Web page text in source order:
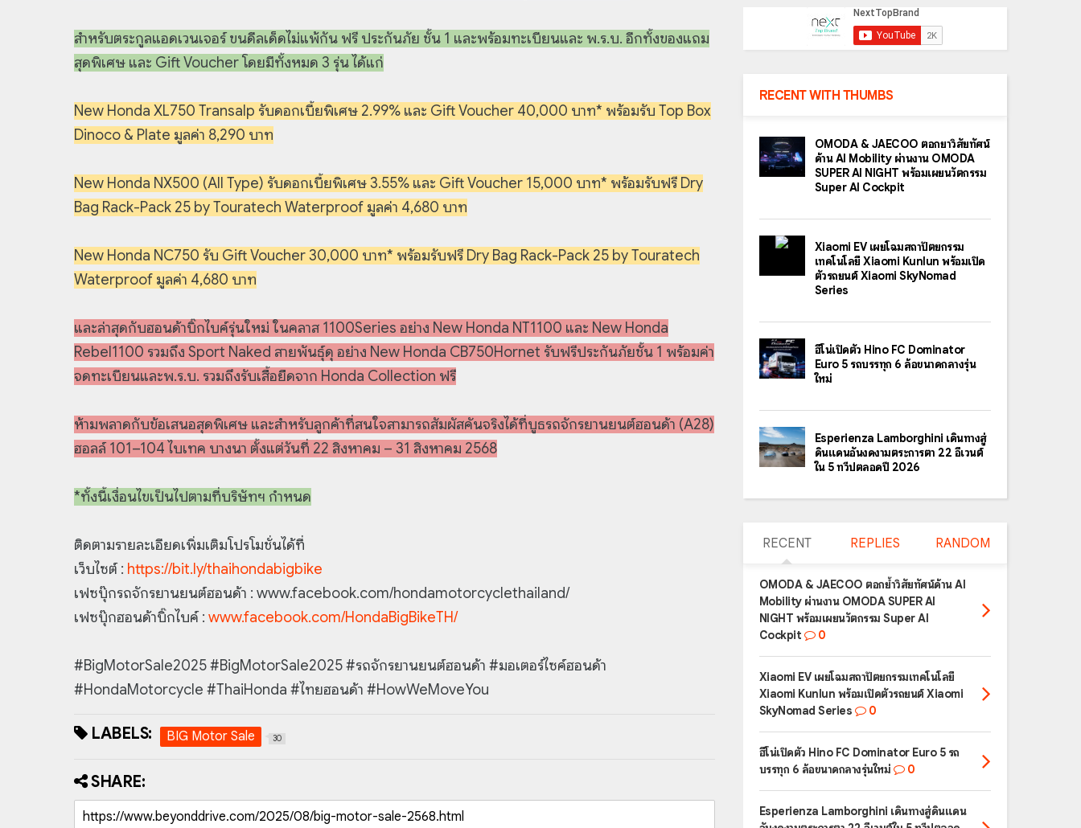
สำหรับตระกูลแอดเวนเจอร์ ขนดีลเด็ดไม่แพ้กัน ฟรี ประกันภัย ชั้น 1 และพร้อมทะเบียนและ พ.ร.บ. อีกทั้งของแถม
สุดพิเศษ และ Gift Voucher โดยมีทั้งหมด 3 รุ่น ได้แก่
New Honda XL750 Transalp รับดอกเบี้ยพิเศษ 2.99% และ Gift Voucher 40,000 บาท* พร้อมรับ Top Box
Dinoco & Plate มูลค่า 8,290 บาท
New Honda NX500 (All Type) รับดอกเบี้ยพิเศษ 3.55% และ Gift Voucher 15,000 บาท* พร้อมรับฟรี Dry
Bag Rack-Pack 25 by Touratech Waterproof มูลค่า 4,680 บาท
New Honda NC750 รับ Gift Voucher 30,000 บาท* พร้อมรับฟรี Dry Bag Rack-Pack 25 by Touratech
Waterproof มูลค่า 4,680 บาท
และล่าสุดกับฮอนด้าบิ๊กไบค์รุ่นใหม่ ในคลาส 1100Series อย่าง New Honda NT1100 และ New Honda
Rebel1100 รวมถึง Sport Naked สายพันธุ์ดุ อย่าง New Honda CB750Hornet รับฟรีประกันภัยชั้น 1 พร้อมค่า
จดทะเบียนและพ.ร.บ. รวมถึงรับเสื้อยืดจาก Honda Collection ฟรี
ห้ามพลาดกับข้อเสนอสุดพิเศษ และสำหรับลูกค้าที่สนใจสามารถสัมผัสคันจริงได้ที่บูธรถจักรยานยนต์ฮอนด้า (A28)
ฮอลล์ 101–104 ไบเทค บางนา ตั้งแต่วันที่ 22 สิงหาคม – 31 สิงหาคม 2568
*ทั้งนี้เงื่อนไขเป็นไปตามที่บริษัทฯ กำหนด
ติดตามรายละเอียดเพิ่มเติมโปรโมชั่นได้ที่
เว็บไซต์ : https://bit.ly/thaihondabigbike
เฟซบุ๊กรถจักรยานยนต์ฮอนด้า : www.facebook.com/hondamotorcyclethailand/
เฟซบุ๊กฮอนด้าบิ๊กไบค์ : www.facebook.com/HondaBigBikeTH/
#BigMotorSale2025 #BigMotorSale2025 #รถจักรยานยนต์ฮอนด้า #มอเตอร์ไซค์ฮอนด้า
#HondaMotorcycle #ThaiHonda #ไทยฮอนด้า #HowWeMoveYou
LABELS: BIG Motor Sale 30
SHARE:
RECENT WITH THUMBS
OMODA & JAECOO ตอกย้ำวิสัยทัศน์
ด้าน AI Mobility ผ่านงาน OMODA
SUPER AI NIGHT พร้อมเผยนวัตกรรม
Super AI Cockpit
Xiaomi EV เผยโฉมสถาปัตยกรรม
เทคโนโลยี Xiaomi Kunlun พร้อมเปิด
ตัวรถยนต์ Xiaomi SkyNomad
Series
ฮีโน่เปิดตัว Hino FC Dominator
Euro 5 รถบรรทุก 6 ล้อขนาดกลางรุ่น
ใหม่
Esperienza Lamborghini เดินทางสู่
ดินแดนอันงดงามตระการตา 22 อีเวนต์
ใน 5 ทวีปตลอดปี 2026
RECENT REPLIES RANDOM
OMODA & JAECOO ตอกย้ำวิสัยทัศน์ด้าน AI
Mobility ผ่านงาน OMODA SUPER AI
NIGHT พร้อมเผยนวัตกรรม Super AI
Cockpit
0
Xiaomi EV เผยโฉมสถาปัตยกรรมเทคโนโลยี
Xiaomi Kunlun พร้อมเปิดตัวรถยนต์ Xiaomi
SkyNomad Series
0
ฮีโน่เปิดตัว Hino FC Dominator Euro 5 รถ
บรรทุก 6 ล้อขนาดกลางรุ่นใหม่
0
Esperienza Lamborghini เดินทางสู่ดินแดน